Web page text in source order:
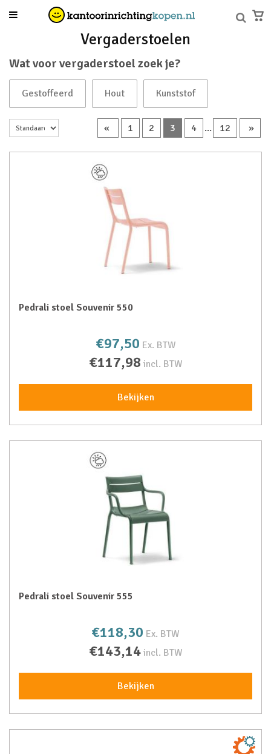
Vergaderstoelen
Wat voor vergaderstoel zoek je?
Gestoffeerd Hout Kunststof
« 1 2 3 4 ... 12 »
Pedrali stoel Souvenir 550
€97,50 Ex. BTW
€117,98 incl. BTW
Bekijken
Pedrali stoel Souvenir 555
€118,30 Ex. BTW
€143,14 incl. BTW
Bekijken